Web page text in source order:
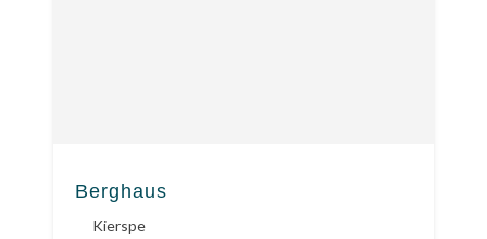
Berghaus
Kierspe